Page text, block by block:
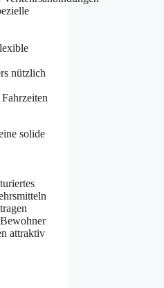
nützlich
solide
attraktiv